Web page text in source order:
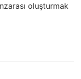
oluşturmak